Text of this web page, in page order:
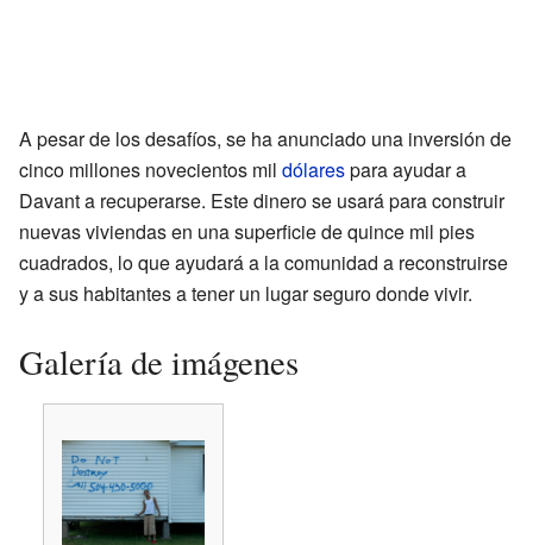
A pesar de los desafíos, se ha anunciado una inversión de
cinco millones novecientos mil dólarespara ayudar a
Davant a recuperarse. Este dinero se usará para construir
nuevas viviendas en una superficie de quince mil pies
cuadrados, lo que ayudará a la comunidad a reconstruirse
y a sus habitantes a tener un lugar seguro donde vivir.
Galería de imágenes